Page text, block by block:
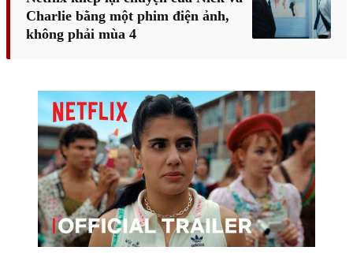
Charlie bằng một phim điện ảnh,
không phải mùa 4